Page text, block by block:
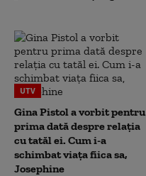
UTV
Gina Pistol a vorbit pentru
prima dată despre relația
cu tatăl ei. Cum i-a
schimbat viața fiica sa,
Josephine